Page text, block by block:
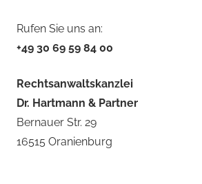
Rufen Sie uns an:
+49 30 69 59 84 00
Rechtsanwaltskanzlei
Dr. Hartmann & Partner
Bernauer Str. 29
16515 Oranienburg